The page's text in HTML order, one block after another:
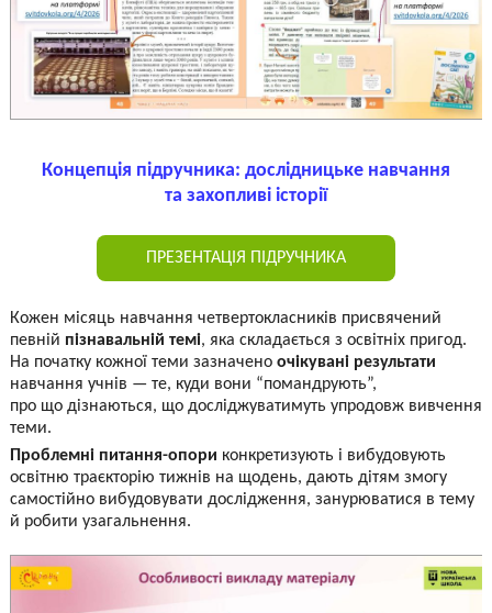
Концепція підручника: дослідницьке навчання
та захопливі історії
ПРЕЗЕНТАЦІЯ ПІДРУЧНИКА
Кожен місяць навчання четвертокласників присвячений
певній пізнавальній темі, яка складається з освітніх пригод.
На початку кожної теми зазначено очікувані результати
навчання учнів — те, куди вони “помандрують”,
про що дізнаються, що досліджуватимуть упродовж вивчення
теми.
Проблемні питання-опори конкретизують і вибудовують
освітню траєкторію тижнів на щодень, дають дітям змогу
самостійно вибудовувати дослідження, занурюватися в тему
й робити узагальнення.